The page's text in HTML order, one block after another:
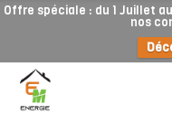
Offre spéciale : du 1 Juillet
nos